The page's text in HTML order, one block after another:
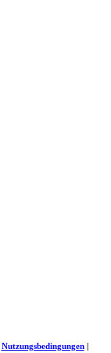
Nutzungsbedingungen|